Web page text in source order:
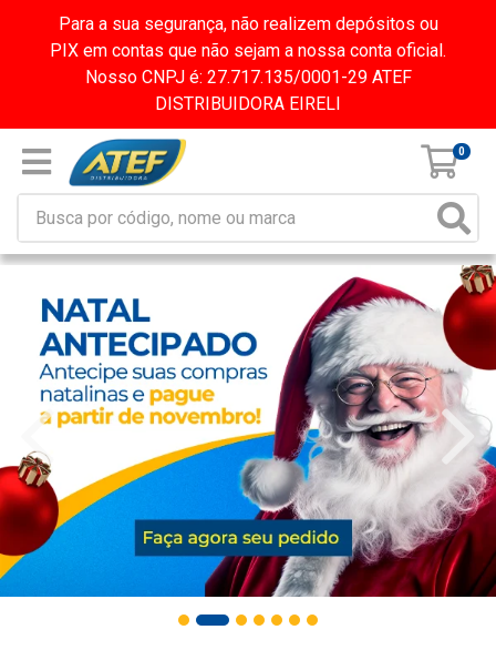
Para a sua segurança, não realizem depósitos ou
PIX em contas que não sejam a nossa conta oficial.
Nosso CNPJ é: 27.717.135/0001-29 ATEF
DISTRIBUIDORA EIRELI
0